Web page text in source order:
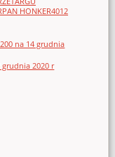
HONKER4012
na 14 grudnia
grudnia 2020 r